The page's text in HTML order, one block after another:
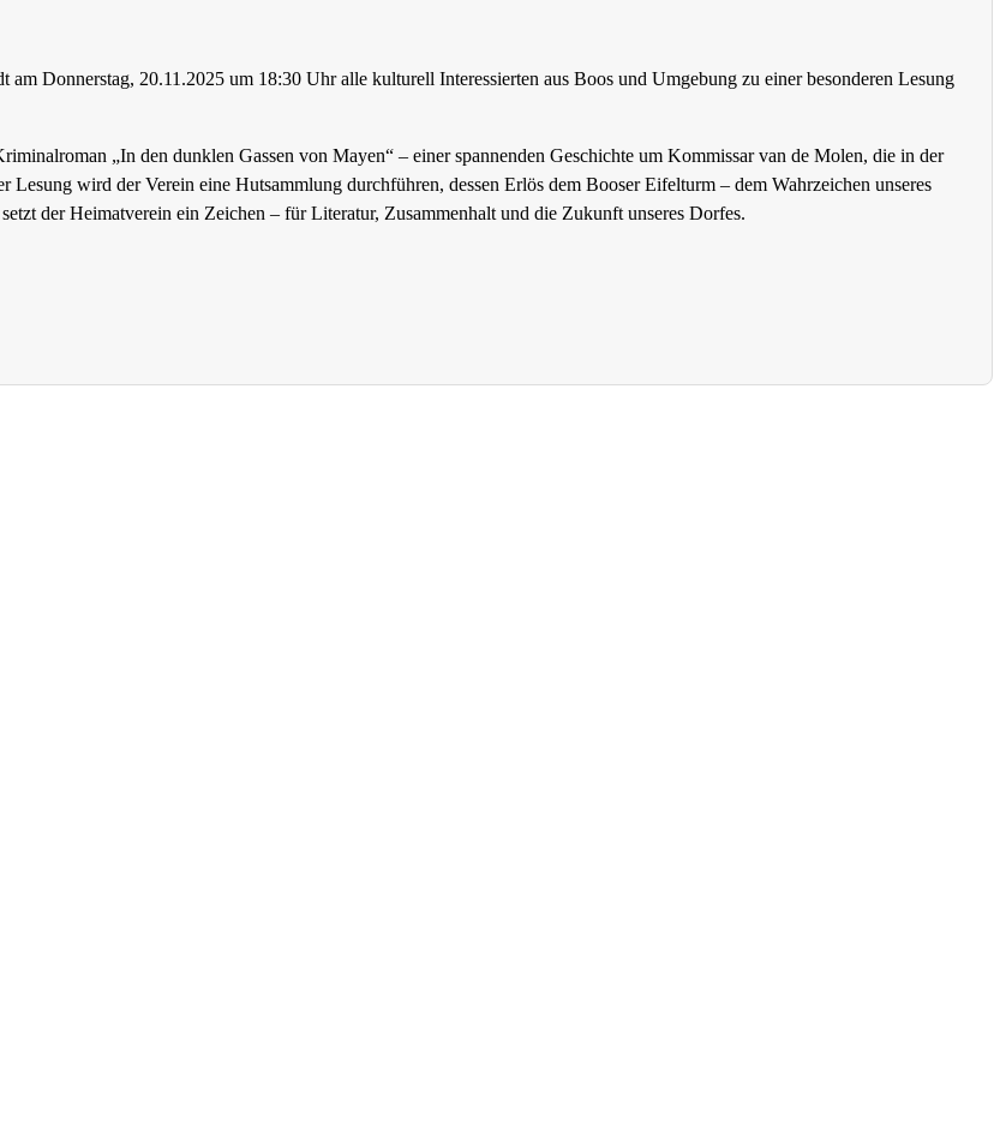
am Donnerstag, 20.11.2025 um 18:30 Uhr alle kulturell Interessierten aus Boos und Umgebung zu einer besonderen Lesung
„In den dunklen Gassen von Mayen“ – einer spannenden Geschichte um Kommissar van de Molen, die in der
wird der Verein eine Hutsammlung durchführen, dessen Erlös dem Booser Eifelturm – dem Wahrzeichen unseres
der Heimatverein ein Zeichen – für Literatur, Zusammenhalt und die Zukunft unseres Dorfes.